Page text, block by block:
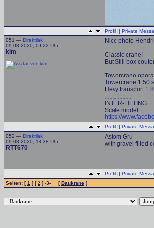
Profil || Private
051 — Direktlink
09.08.2020, 09:22 Uhr
kim
Nice photo
Classic crane!
But Still box
--
Towercrane
Towercrane 1:50
Hevy transport
,,,,,,,,,,,,,,,,,,
INTER-LIFTING
Scale model
https://
Profil || Private
052 — Direktlink
09.08.2020, 18:38 Uhr
RTT670
Astom Gru
with gravel filled
Profil || Private
Seiten: [1 ] [2 ] -3- [Baukrane ]